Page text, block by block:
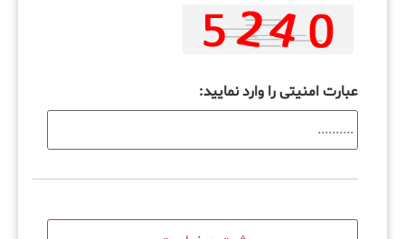
عبارت امنیتی را وارد نمایید: